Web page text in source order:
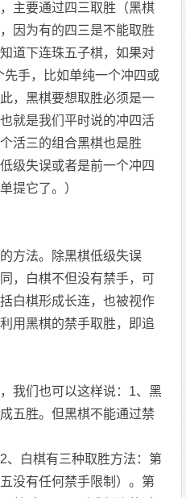
主要通过四三取胜（黑棋
因为有的四三是不能取胜
道下连珠五子棋，如果对
手，比如单纯一个冲四或
，黑棋要想取胜必须是一
就是我们平时说的冲四活
活三的组合黑棋也是胜
级失误或者是前一个冲四
提它了。）
方法。除黑棋低级失误
，白棋不但没有禁手，可
白棋形成长连，也被视作
用黑棋的禁手取胜，即追
我们也可以这样说：1、黑
五胜。但黑棋不能通过禁
取胜方法：第
没有任何禁手限制）。第